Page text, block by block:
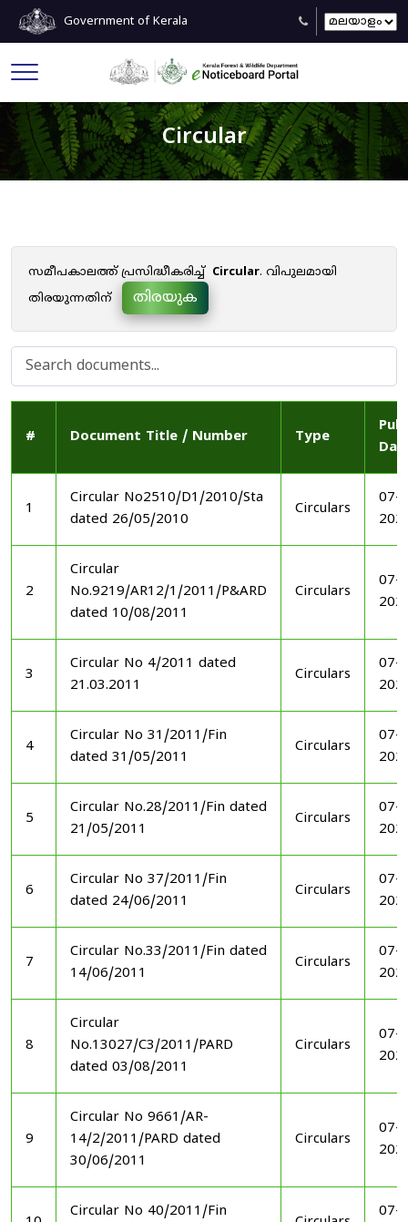
Government of Kerala
Circular
സമീപകാലത്ത് പ്രസിദ്ധീകരിച്ച് Circular. വിപുലമായി
തിരയുന്നതിന്
തിരയുക
# Document Title / Number Type
1
Circular No2510/D1/2010/Sta
dated 26/05/2010
Circulars
07-
2
Circular
No.9219/AR12/1/2011/P&ARD
dated 10/08/2011
Circulars
07-
3
Circular No 4/2011 dated
21.03.2011
Circulars
07-
4
Circular No 31/2011/Fin
dated 31/05/2011
Circulars
07-
5
Circular No.28/2011/Fin dated
21/05/2011
Circulars
07-
6
Circular No 37/2011/Fin
dated 24/06/2011
Circulars
07-
7
Circular No.33/2011/Fin dated
14/06/2011
Circulars
07-
8
Circular
No.13027/C3/2011/PARD
dated 03/08/2011
Circulars
07-
9
Circular No 9661/AR-
14/2/2011/PARD dated
30/06/2011
Circulars
07-
Circular No 40/2011/Fin
07-